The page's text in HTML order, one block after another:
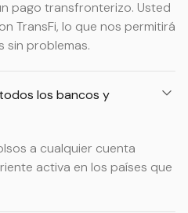
pago transfronterizo. Usted
TransFi, lo que nos permitirá
sin problemas.
los bancos y
a cualquier cuenta
activa en los países que